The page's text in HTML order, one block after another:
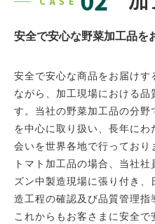
安全で安心な野菜加工品を
安全で安心な商品をお届け
ながら、加工現場における品
す。当社の野菜加工品の分
を中心に取り扱い、長年に
会いを世界各地で行っており
トマト加工品の場合、当社
ズン中製造現場に張り付き
造工程の確認及び品質管理指
これからもお客さまに安全で